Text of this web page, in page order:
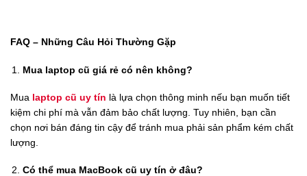
FAQ – Những Câu Hỏi Thường Gặp
Mua laptop cũ giá rẻ có nên không?
Mua laptop cũ uy tín là lựa chọn thông minh nếu bạn muốn tiết
kiệm chi phí mà vẫn đảm bảo chất lượng. Tuy nhiên, bạn cần
chọn nơi bán đáng tin cậy để tránh mua phải sản phẩm kém chất
lượng.
Có thể mua MacBook cũ uy tín ở đâu?